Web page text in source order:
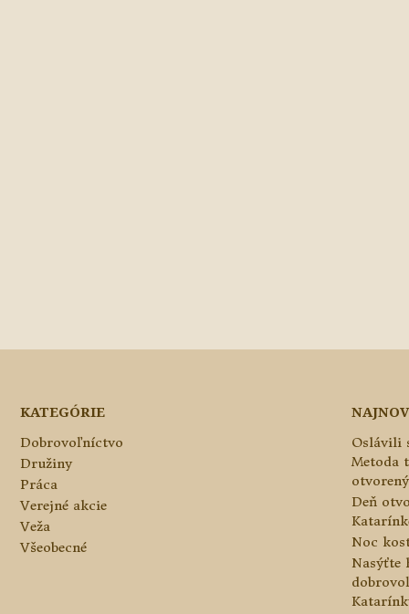
KATEGÓRIE
Dobrovoľníctvo
Družiny
Práca
Verejné akcie
Veža
Všeobecné
Oslávili
Metoda
Deň
Noc
Nasýťte